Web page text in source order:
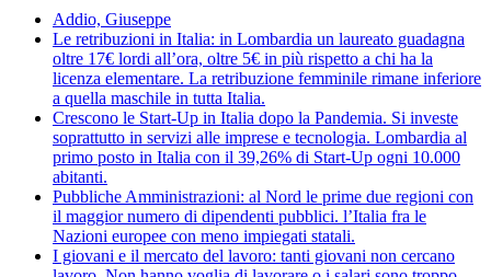
Addio, Giuseppe
Le retribuzioni in Italia: in Lombardia un laureato guadagna
oltre 17€ lordi all’ora, oltre 5€ in più rispetto a chi ha la
licenza elementare. La retribuzione femminile rimane inferiore
a quella maschile in tutta Italia.
Crescono le Start-Up in Italia dopo la Pandemia. Si investe
soprattutto in servizi alle imprese e tecnologia. Lombardia al
primo posto in Italia con il 39,26% di Start-Up ogni 10.000
abitanti.
Pubbliche Amministrazioni: al Nord le prime due regioni con
il maggior numero di dipendenti pubblici. l’Italia fra le
Nazioni europee con meno impiegati statali.
I giovani e il mercato del lavoro: tanti giovani non cercano